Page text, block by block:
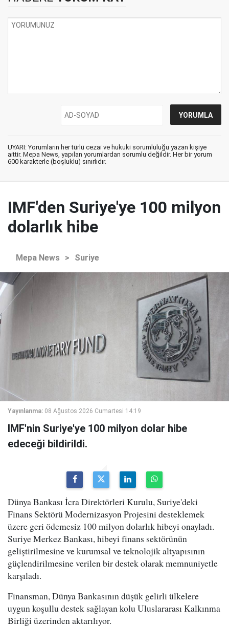
UYARI: Yorumların her türlü cezai ve hukuki sorumluluğu yazan kişiye
aittir. Mepa News, yapılan yorumlardan sorumlu değildir. Her bir yorum
600 karakterle (boşluklu) sınırlıdır.
IMF'den Suriye'ye 100 milyon
dolarlık hibe
Mepa News > Suriye
Yayınlanma: 08 Ağustos 2026 Cumartesi 14:19
IMF'nin Suriye'ye 100 milyon dolar hibe
edeceği bildirildi.
Dünya Bankası İcra Direktörleri Kurulu, Suriye'deki
Finans Sektörü Modernizasyon Projesini desteklemek
üzere geri ödemesiz 100 milyon dolarlık hibeyi onayladı.
Suriye Merkez Bankası, hibeyi finans sektörünün
geliştirilmesine ve kurumsal ve teknolojik altyapısının
güçlendirilmesine verilen bir destek olarak memnuniyetle
karşıladı.
Finansman, Dünya Bankasının düşük gelirli ülkelere
uygun koşullu destek sağlayan kolu Uluslararası Kalkınma
Birliği üzerinden aktarılıyor.